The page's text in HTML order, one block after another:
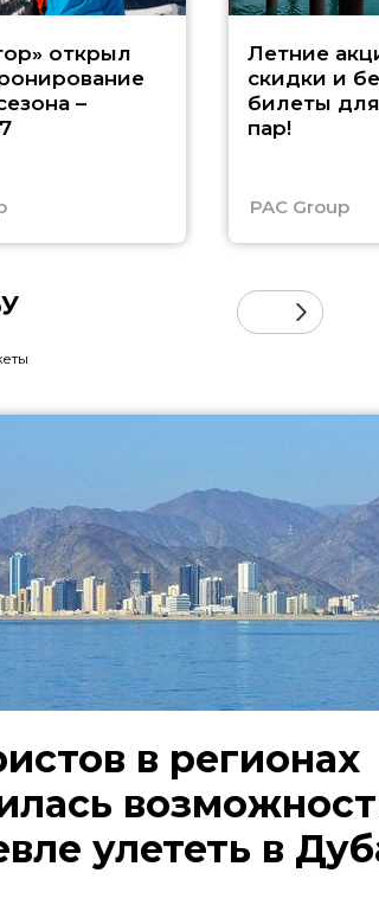
открыл
–
Летние
скидки и
билеты
пар!
PAC Group
в регионах
улететь в